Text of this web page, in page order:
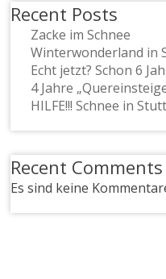
Recent Posts
Zacke im Schnee
Winterwonderland in
Echt jetzt? Schon 6
4 Jahre
HILFE!!! Schnee in
Recent Comments
Es sind keine